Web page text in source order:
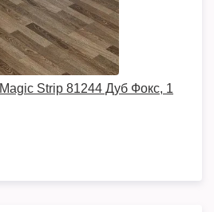
Strip 81244 Дуб Фокс, 1